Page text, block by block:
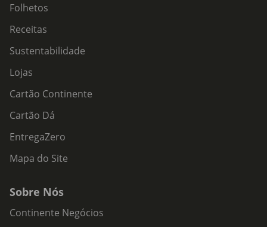
Folhetos
Receitas
Sustentabilidade
Lojas
Cartão Continente
Cartão Dá
EntregaZero
Mapa do Site
Sobre Nós
Continente Negócios